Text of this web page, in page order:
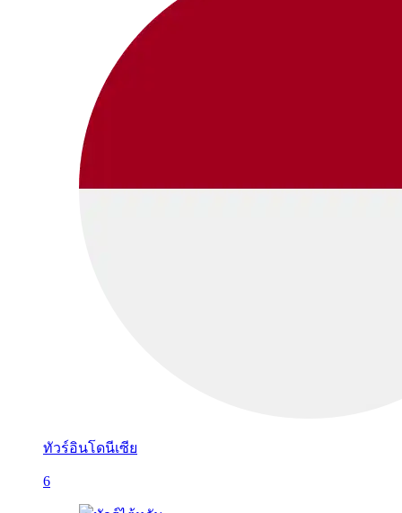
ทัวร์อินโดนีเซีย
6